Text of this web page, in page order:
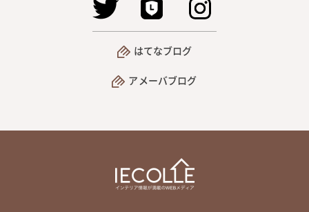
はてなブログ
アメーバブログ